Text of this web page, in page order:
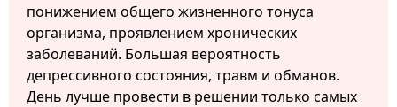
понижением общего жизненного тонуса
организма, проявлением хронических
заболеваний. Большая вероятность
депрессивного состояния, травм и обманов.
День лучше провести в решении только самых